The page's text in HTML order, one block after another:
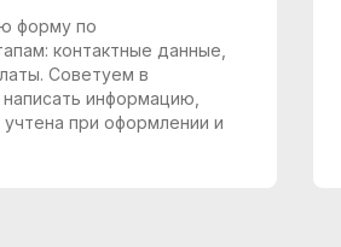
форму по
контактные данные,
Советуем в
информацию,
при оформлении и